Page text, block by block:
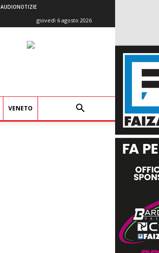
AUDIONOTIZIE
giovedì 6 agosto 2026
VENETO